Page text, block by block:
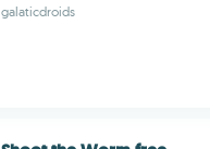
galaticdroids